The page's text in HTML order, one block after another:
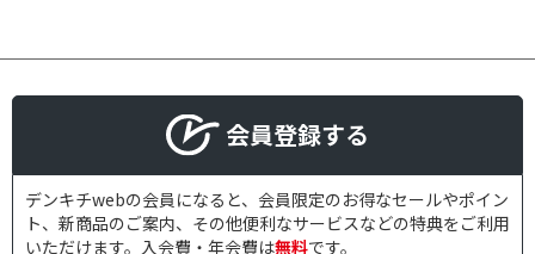
会員登録する
デンキチwebの会員になると、会員限定のお得なセールやポイン
ト、新商品のご案内、その他便利なサービスなどの特典をご利用
いただけます。入会費・年会費は無料です。